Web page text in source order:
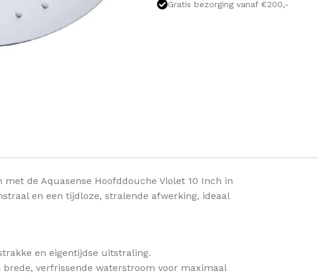
Gratis bezorging vanaf €200,-
de Aquasense Hoofddouche Violet 10 Inch in
en een tijdloze, stralende afwerking, ideaal
en eigentijdse uitstraling.
verfrissende waterstroom voor maximaal